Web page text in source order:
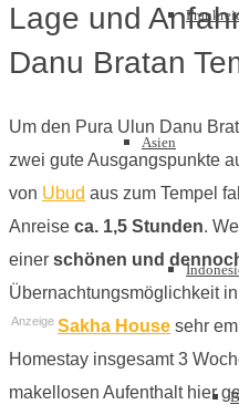
Asien
Lage und
Danu Bratan
Um den Pura Ulun Danu
zwei gute Ausgangspunkte
von Ubud aus zum Tempel
Anreise ca. 1,5 Stunden.
einer schönen und
Übernachtungsmöglichkeit
Anzeige Sakha House sehr
Homestay insgesamt 3
makellosen Aufenthalt hier